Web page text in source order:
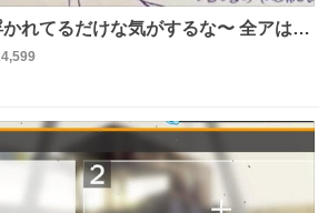
れてるだけな気がするな〜 全アはこ
のを上乗せするので、 すっぴん
でも「今日も可愛いね」が止まらな
焼け止めとお友達の私より綺麗な手や